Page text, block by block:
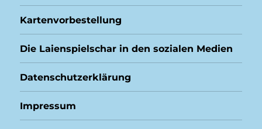
Kartenvorbestellung
Die Laienspielschar in den sozialen Medien
Datenschutzerklärung
Impressum